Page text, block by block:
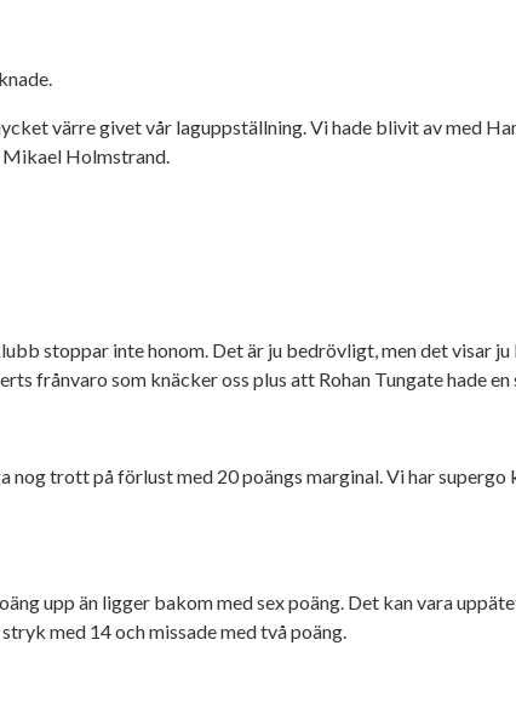
värre givet vår laguppställning. Vi hade blivit av med
Mikael Holmstrand.
stoppar inte honom. Det är ju bedrövligt, men det
som knäcker oss plus att Rohan Tungate hade en
trott på förlust med 20 poängs marginal. Vi har
upp än ligger bakom med sex poäng. Det kan vara
med 14 och missade med två poäng.